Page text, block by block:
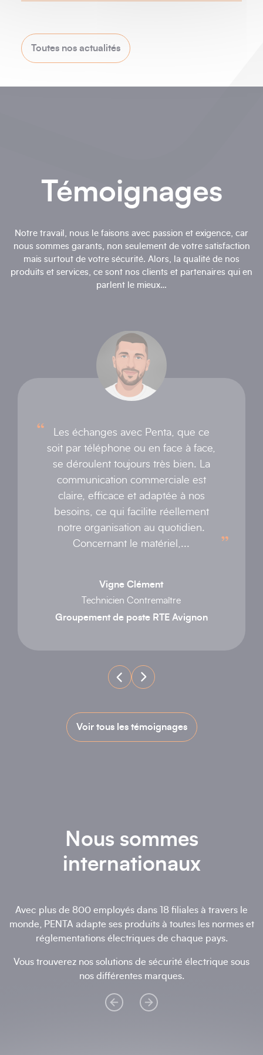
Toutes nos actualités
Témoignages
Notre travail, nous le faisons avec passion et exigence, car
nous sommes garants, non seulement de votre satisfaction
mais surtout de votre sécurité. Alors, la qualité de nos
produits et services, ce sont nos clients et partenaires qui en
parlent le mieux…
Les échanges avec Penta, que ce
soit par téléphone ou en face à face,
se déroulent toujours très bien. La
communication commerciale est
claire, efficace et adaptée à nos
besoins, ce qui facilite réellement
notre organisation au quotidien.
Concernant le matériel,...
Vigne Clément
Technicien Contremaître
Groupement de poste RTE Avignon
Voir tous les témoignages
Nous sommes
internationaux
Avec plus de 800 employés dans 18 filiales à travers le
monde, PENTA adapte ses produits à toutes les normes et
réglementations électriques de chaque pays.
Vous trouverez nos solutions de sécurité électrique sous
nos différentes marques.